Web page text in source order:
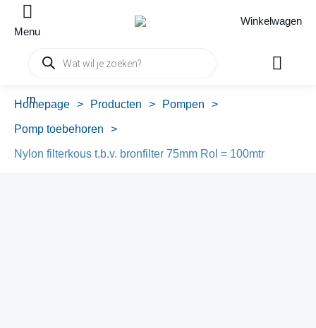
Menu
Winkelwagen
Producten
zoeken
rn
Homepage > Producten > Pompen >
Pomp toebehoren >
Nylon filterkous t.b.v. bronfilter 75mm Rol = 100mtr